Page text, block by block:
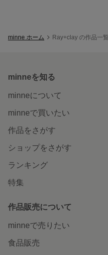
minne ホーム Ray+clay の作品一覧
minneを知る
minneについて
minneで買いたい
作品をさがす
ショップをさがす
ランキング
特集
作品販売について
minneで売りたい
食品販売